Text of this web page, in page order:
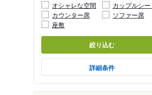
オシャレな空間
カップルシー
カウンター席
ソファー席
座敷
絞り込む
詳細条件